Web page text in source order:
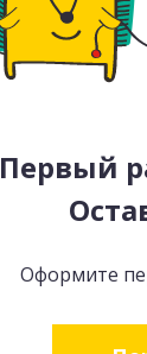
Первый
Оформите